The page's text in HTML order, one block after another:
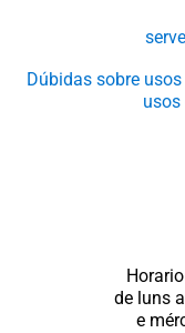
Dúbidas sobre
de luns
e